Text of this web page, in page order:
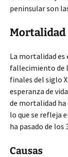
peninsular son
Mortalidad
La mortalidad
fallecimiento de
finales del siglo
esperanza de
de mortalidad ha
lo que se refleja
ha pasado de los
Causas